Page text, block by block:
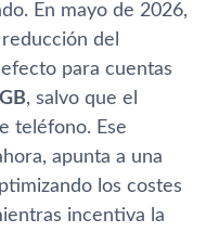
En mayo de 2026,
del
para cuentas
, salvo que el
teléfono. Ese
apunta a una
los costes
incentiva la